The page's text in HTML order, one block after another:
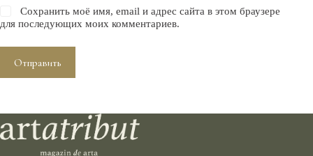
Сохранить моё имя, email и адрес сайта в этом браузере
для последующих моих комментариев.
Отправить